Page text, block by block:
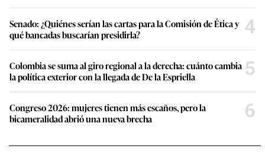
Senado: ¿Quiénes serían las cartas para la Comisión de Ética y
qué bancadas buscarían presidirla?
4
Colombia se suma al giro regional a la derecha: cuánto cambia
la política exterior con la llegada de De la Espriella
5
Congreso 2026: mujeres tienen más escaños, pero la
bicameralidad abrió una nueva brecha
6